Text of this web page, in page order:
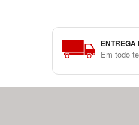
ENTREGA
Em todo